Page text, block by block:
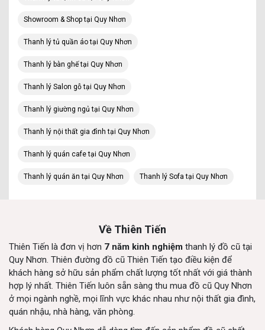
Showroom & Shop tại Quy Nhơn
Thanh lý tủ quần áo tại Quy Nhơn
Thanh lý bàn ghế tại Quy Nhơn
Thanh lý Salon gỗ tại Quy Nhơn
Thanh lý giường ngủ tại Quy Nhơn
Thanh lý nội thất gia đình tại Quy Nhơn
Thanh lý quán cafe tại Quy Nhơn
Thanh lý quán ăn tại Quy Nhơn Thanh lý Sofa tại Quy Nhơn
Về Thiên Tiến
Thiên Tiến là đơn vị hơn 7 năm kinh nghiệm thanh lý đồ cũ tại
Quy Nhơn. Thiên đường đồ cũ Thiên Tiến tạo điều kiện để
khách hàng sở hữu sản phẩm chất lượng tốt nhất với giá thành
hợp lý nhất. Thiên Tiến luôn sẵn sàng thu mua đồ cũ Quy Nhơn
ở mọi ngành nghề, mọi lĩnh vực khác nhau như nội thất gia đình,
quán nhậu, nhà hàng, văn phòng.